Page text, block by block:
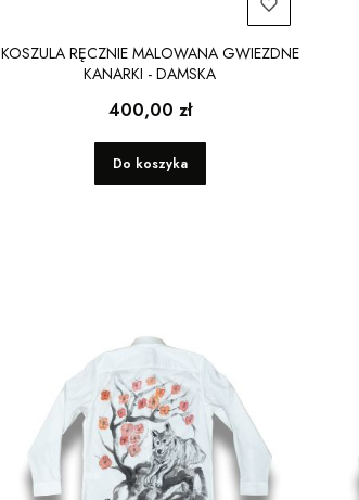
KOSZULA RĘCZNIE MALOWANA GWIEZDNE
KANARKI - DAMSKA
Cena
400,00 zł
Do koszyka